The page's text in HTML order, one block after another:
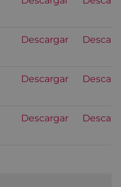
Descargar
Descargar
Descargar